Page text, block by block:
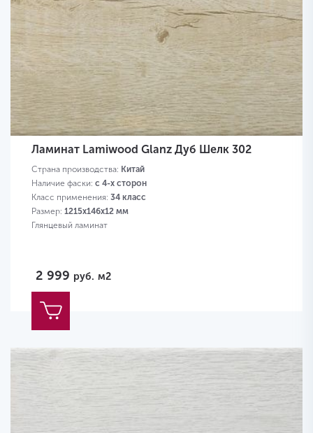
Ламинат Lamiwood Glanz Дуб Шелк 302
Страна производства: Китай
Наличие фаски: с 4-х сторон
Класс применения: 34 класс
Размер: 1215х146х12 мм
Глянцевый ламинат
2 999 руб. м2